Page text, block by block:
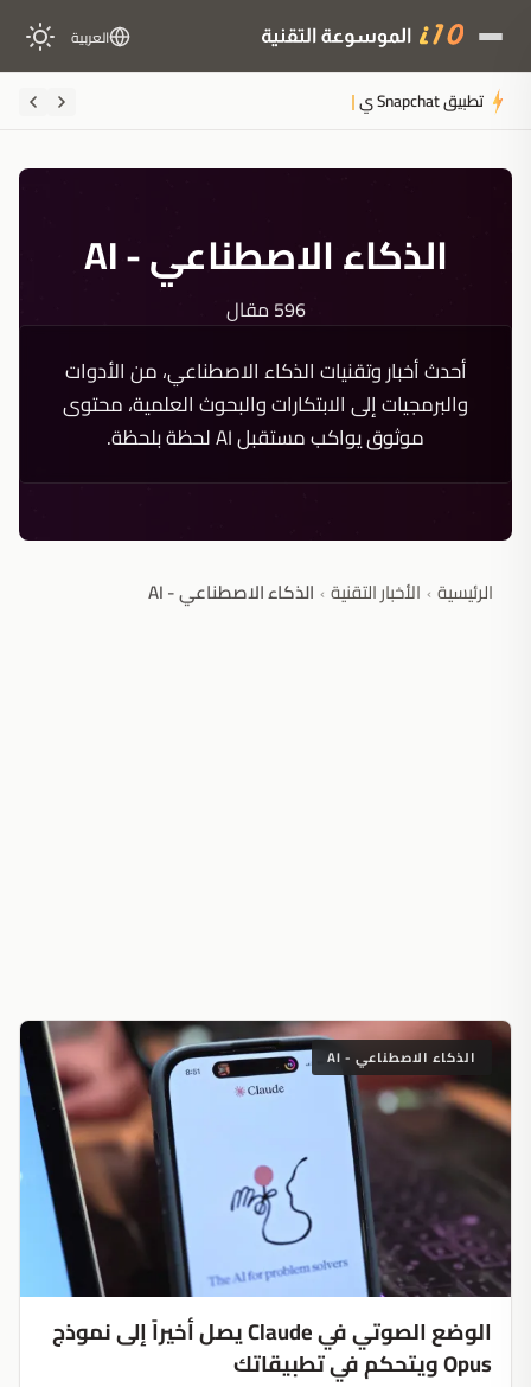
العربية
الذكاء الاصطناعي - AI
596 مقال
أحدث أخبار وتقنيات الذكاء الاصطناعي، من الأدوات
والبرمجيات إلى الابتكارات والبحوث العلمية، محتوى
موثوق يواكب مستقبل AI لحظة بلحظة.
الرئيسية › الأخبار التقنية › الذكاء الاصطناعي - AI
الذكاء الاصطناعي - AI
الوضع الصوتي في Claude يصل أخيراً إلى نموذج
Opus ويتحكم في تطبيقاتك